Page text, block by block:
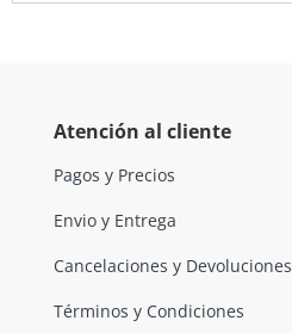
Atención al cliente
Pagos y Precios
Envio y Entrega
Cancelaciones y Devoluciones
Términos y Condiciones